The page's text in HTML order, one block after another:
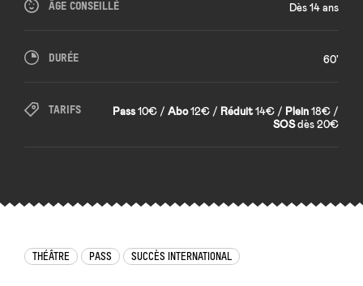
ÂGE CONSEILLÉ Dès 14 ans
DURÉE 60'
TARIFS Pass10€ /Abo12€ / Réduit14€ / Plein18€ /
SOSdès 20€
THÉÂTRE PASS SUCCÈS INTERNATIONAL